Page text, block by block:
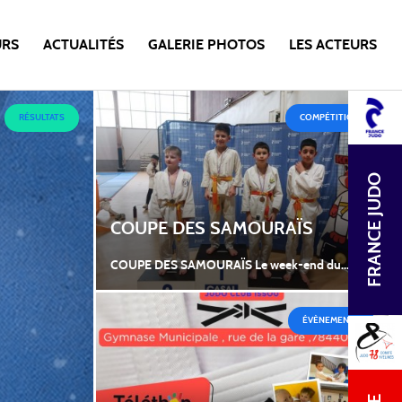
ACTUALITÉS GALERIE PHOTOS LES ACTEURS
FRANCE JUDO
RÉSULTATS COMPÉTITION
COUPE DES SAMOURAÏS
COUPE DES SAMOURAÏS Le week-end du...
ÉVÈNEMENTS